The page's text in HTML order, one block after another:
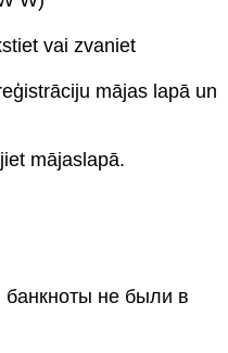
vai zvaniet
mājas lapā un
mājaslapā.
не были в